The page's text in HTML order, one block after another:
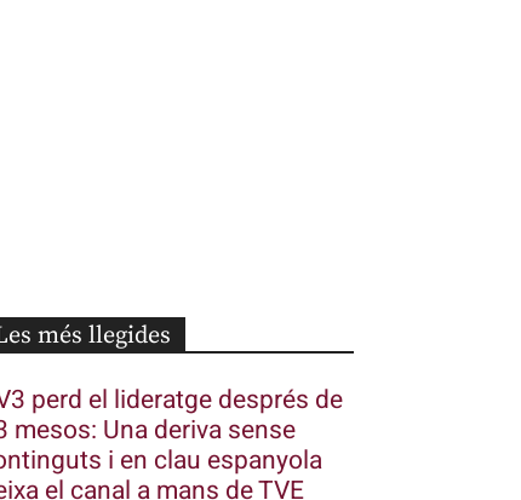
més llegides
perd el lideratge després de
mesos: Una deriva sense
i en clau espanyola
el canal a mans de TVE